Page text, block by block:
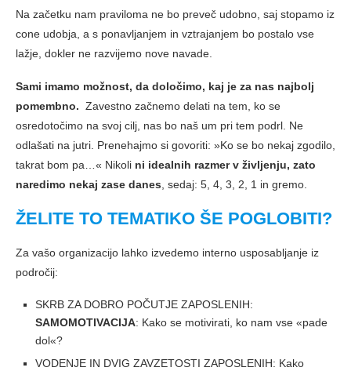
Na začetku nam praviloma ne bo preveč udobno, saj stopamo iz
cone udobja, a s ponavljanjem in vztrajanjem bo postalo vse
lažje, dokler ne razvijemo nove navade.
Sami imamo možnost, da določimo, kaj je za nas najbolj
pomembno. Zavestno začnemo delati na tem, ko se
osredotočimo na svoj cilj, nas bo naš um pri tem podrl. Ne
odlašati na jutri. Prenehajmo si govoriti: »Ko se bo nekaj zgodilo,
takrat bom pa…« Nikoli ni idealnih razmer v življenju, zato
naredimo nekaj zase danes , sedaj: 5, 4, 3, 2, 1 in gremo.
ŽELITE TO TEMATIKO ŠE POGLOBITI?
Za vašo organizacijo lahko izvedemo interno usposabljanje iz
področij:
SKRB ZA DOBRO POČUTJE ZAPOSLENIH:
SAMOMOTIVACIJA: Kako se motivirati, ko nam vse «pade
dol«?
VODENJE IN DVIG ZAVZETOSTI ZAPOSLENIH: Kako